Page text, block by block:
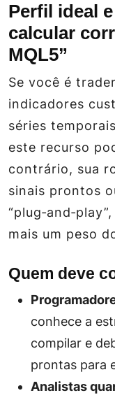
Perfil ideal
calcular
MQL5”
Se você é
indicadores
séries
este recurso
contrário, sua
sinais prontos
mais um peso
Quem deve
conhece a
compilar e
prontas para
Analistas